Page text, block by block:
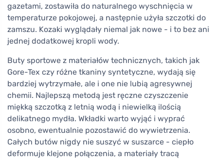
gazetami, zostawiła do naturalnego wyschnięcia w
temperaturze pokojowej, a następnie użyła szczotki do
zamszu. Kozaki wyglądały niemal jak nowe - i to bez ani
jednej dodatkowej kropli wody.
Buty sportowe z materiałów technicznych, takich jak
Gore-Tex czy różne tkaniny syntetyczne, wydają się
bardziej wytrzymałe, ale i one nie lubią agresywnej
chemii. Najlepszą metodą jest ręczne czyszczenie
miękką szczotką z letnią wodą i niewielką ilością
delikatnego mydła. Wkładki warto wyjąć i wyprać
osobno, ewentualnie pozostawić do wywietrzenia.
Całych butów nigdy nie suszyć w suszarce - ciepło
deformuje klejone połączenia, a materiały tracą